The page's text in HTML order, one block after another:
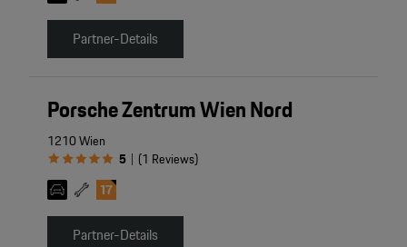
Partner-Details
Porsche Zentrum Wien Nord
1210 Wien
5 | (1 Reviews)
Partner-Details